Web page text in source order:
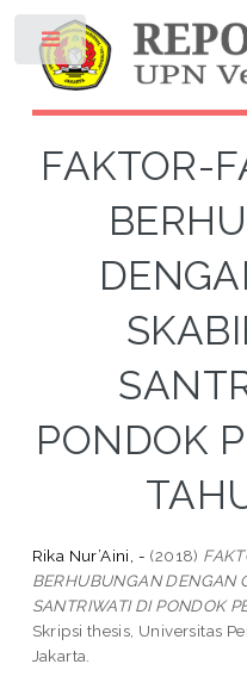
FAKTOR-
PONDOK
Rika Nur’Aini, - (2018)
BERHUBUNGAN DENGAN
SANTRIWATI DI PONDOK
Skripsi thesis, Universitas
Jakarta.